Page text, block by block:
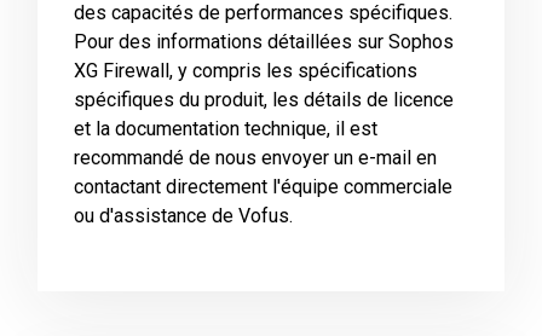
des capacités de performances spécifiques.
Pour des informations détaillées sur Sophos
XG Firewall, y compris les spécifications
spécifiques du produit, les détails de licence
et la documentation technique, il est
recommandé de nous envoyer un e-mail en
contactant directement l'équipe commerciale
ou d'assistance de Vofus.